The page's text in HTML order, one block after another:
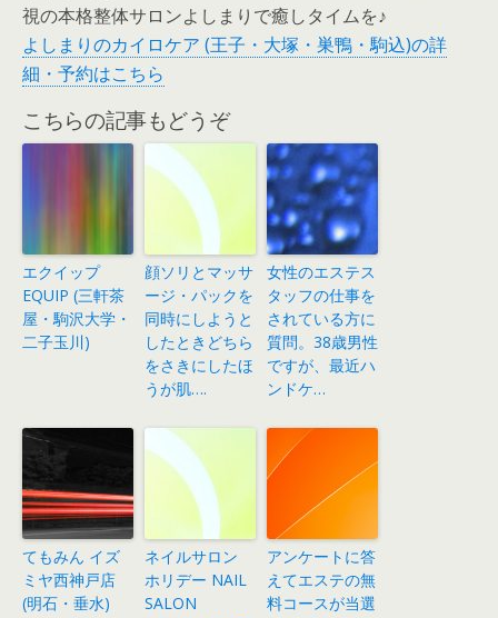
視の本格整体サロンよしまりで癒しタイムを♪
よしまりのカイロケア (王子・大塚・巣鴨・駒込)の詳
細・予約はこちら
こちらの記事もどうぞ
エクイップ
EQUIP (三軒茶
屋・駒沢大学・
二子玉川)
顔ソリとマッサ
ージ・パックを
同時にしようと
したときどちら
をさきにしたほ
うが肌….
女性のエステス
タッフの仕事を
されている方に
質問。38歳男性
ですが、最近ハ
ンドケ…
てもみん イズ
ミヤ西神戸店
(明石・垂水)
ネイルサロン
ホリデー NAIL
SALON
アンケートに答
えてエステの無
料コースが当選